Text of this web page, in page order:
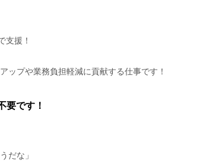
支援！
ップや業務負担軽減に貢献する仕事です！
要です！
だな」